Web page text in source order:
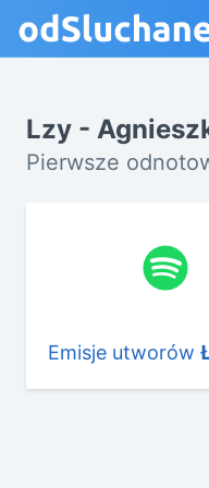
Lzy -
Pierwsze
Emisje utworów